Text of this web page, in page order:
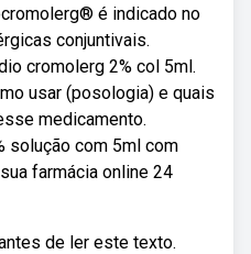
é indicado no
conjuntivais.
cromolerg 2% col 5ml.
usar (posologia) e quais
medicamento.
solução com 5ml com
farmácia online 24
de ler este texto.